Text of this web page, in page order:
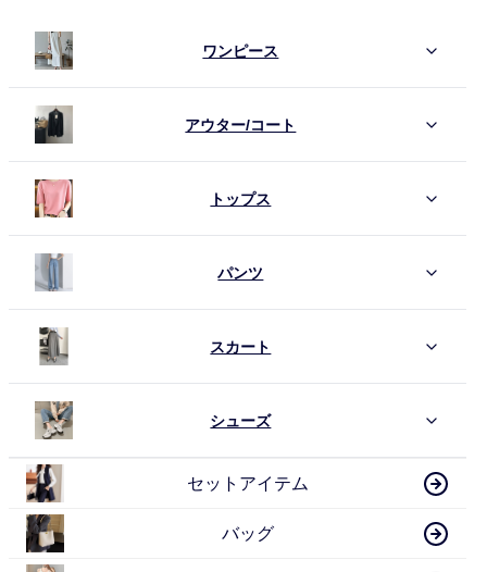
ワンピース
アウター/コート
トップス
パンツ
スカート
シューズ
セットアイテム
バッグ